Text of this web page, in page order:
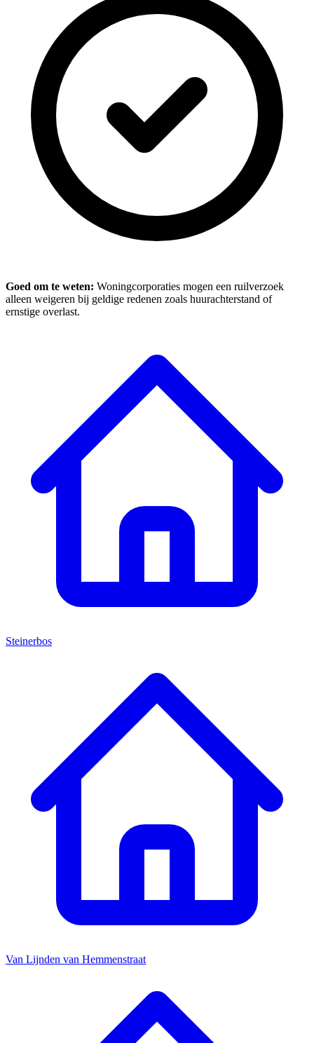
Goed om te weten: Woningcorporaties mogen een ruilverzoek
alleen weigeren bij geldige redenen zoals huurachterstand of
ernstige overlast.
Steinerbos
Van Lijnden van Hemmenstraat